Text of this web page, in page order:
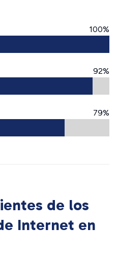
100%
92%
79%
de los
Internet en